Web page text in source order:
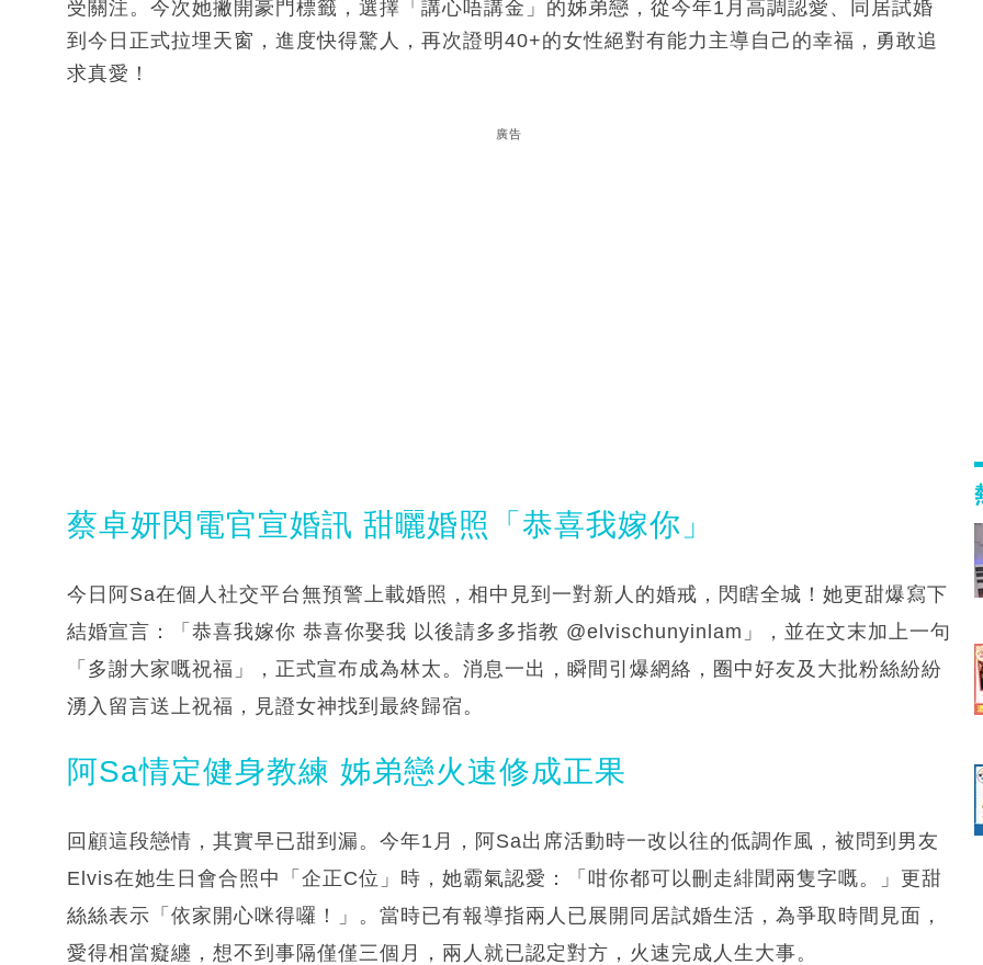
受關注。今次她撇開豪門標籤，選擇「講心唔講金」的姊弟戀，從今年1月高調認愛、同居試婚
到今日正式拉埋天窗，進度快得驚人，再次證明40+的女性絕對有能力主導自己的幸福，勇敢追
求真愛！
廣告
蔡卓妍閃電官宣婚訊 甜曬婚照「恭喜我嫁你」
今日阿Sa在個人社交平台無預警上載婚照，相中見到一對新人的婚戒，閃瞎全城！她更甜爆寫下
結婚宣言：「恭喜我嫁你 恭喜你娶我 以後請多多指教 @elvischunyinlam」，並在文末加上一句
「多謝大家嘅祝福」，正式宣布成為林太。消息一出，瞬間引爆網絡，圈中好友及大批粉絲紛紛
湧入留言送上祝福，見證女神找到最終歸宿。
阿Sa情定健身教練 姊弟戀火速修成正果
回顧這段戀情，其實早已甜到漏。今年1月，阿Sa出席活動時一改以往的低調作風，被問到男友
Elvis在她生日會合照中「企正C位」時，她霸氣認愛：「咁你都可以刪走緋聞兩隻字嘅。」更甜
絲絲表示「依家開心咪得囉！」。當時已有報導指兩人已展開同居試婚生活，為爭取時間見面，
愛得相當癡纏，想不到事隔僅僅三個月，兩人就已認定對方，火速完成人生大事。